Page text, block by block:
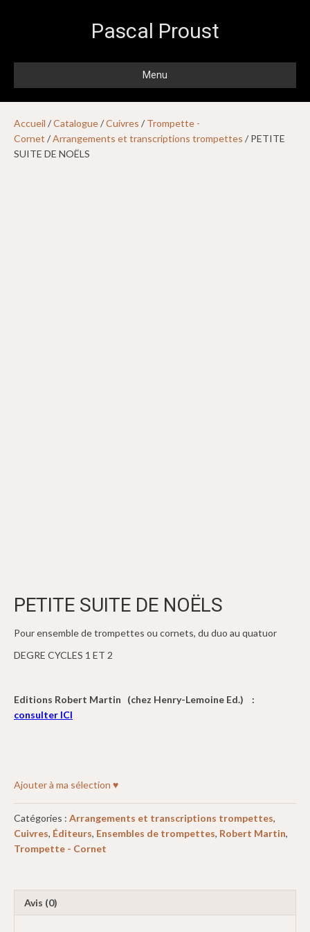
Pascal Proust
Menu
Accueil /Catalogue/Cuivres / Trompette -
Cornet /Arrangements et transcriptions trompettes / PETITE
SUITE DE NOËLS
PETITE SUITE DE NOËLS
Pour ensemble de trompettes ou cornets, du duo au quatuor
DEGRE CYCLES 1 ET 2
Editions Robert Martin (chez Henry-Lemoine Ed.) :
consulter ICI
Ajouter à ma sélection ♥
Catégories : Arrangements et transcriptions trompettes,
Cuivres, Éditeurs, Ensembles de trompettes, Robert Martin,
Trompette - Cornet
Avis (0)